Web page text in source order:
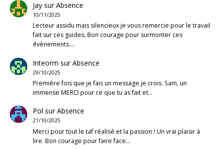
JaysurAbsence
10/11/2025
Lecteur assidu mais silencieux je vous remercie pour le travail
fait sur ces guides. Bon courage pour surmonter ces
évènements.…
Inteorm surAbsence
29/10/2025
Première fois que je fais un message je crois. Sam, un
immense MERCI pour ce que tu as fait et…
Pol surAbsence
21/10/2025
Merci pour tout le taf réalisé et la passion ! Un vrai plaisir à
lire. Bon courage pour faire face…